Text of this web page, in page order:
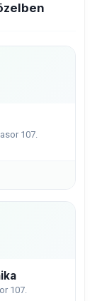
107.
107.